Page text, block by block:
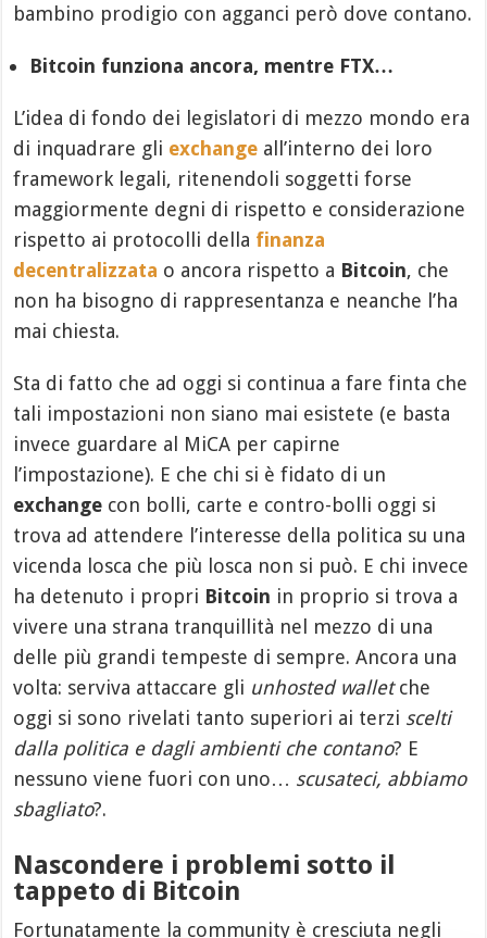
bambino prodigio con agganci però dove contano.
Bitcoin funziona ancora, mentre FTX…
L’idea di fondo dei legislatori di mezzo mondo era
di inquadrare gli exchange all’interno dei loro
framework legali, ritenendoli soggetti forse
maggiormente degni di rispetto e considerazione
rispetto ai protocolli della finanza
decentralizzata o ancora rispetto a Bitcoin, che
non ha bisogno di rappresentanza e neanche l’ha
mai chiesta.
Sta di fatto che ad oggi si continua a fare finta che
tali impostazioni non siano mai esistete (e basta
invece guardare al MiCA per capirne
l’impostazione). E che chi si è fidato di un
exchange con bolli, carte e contro-bolli oggi si
trova ad attendere l’interesse della politica su una
vicenda losca che più losca non si può. E chi invece
ha detenuto i propri Bitcoin in proprio si trova a
vivere una strana tranquillità nel mezzo di una
delle più grandi tempeste di sempre. Ancora una
volta: serviva attaccare gli unhosted walletche
oggi si sono rivelati tanto superiori ai terzi scelti
dalla politica e dagli ambienti che contano? E
nessuno viene fuori con uno… scusateci, abbiamo
sbagliato?.
Nascondere i problemi sotto il
tappeto di Bitcoin
Fortunatamente la community è cresciuta negli